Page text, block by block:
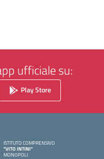
ufficiale su:
Play Store
ISTITUTO COMPRENSIVO
"VITO INTINI"
MONOPOLI